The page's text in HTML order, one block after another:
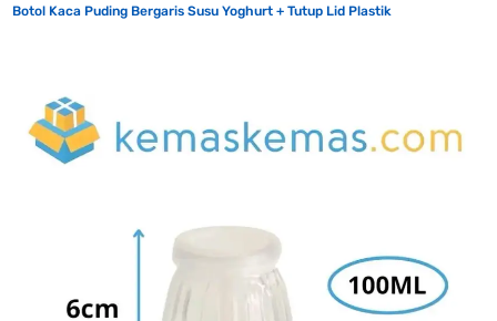
Botol Kaca Puding Bergaris Susu Yoghurt + Tutup Lid Plastik